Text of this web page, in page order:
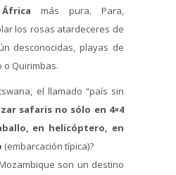
más pura. Para,
los rosas atardeceres de
desconocidas, playas de
o Quirimbas.
el llamado “país sin
safaris no sólo en 4×4
en helicóptero, en
(embarcación típica)?
son un destino